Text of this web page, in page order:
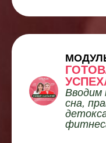
Вводим
сна,